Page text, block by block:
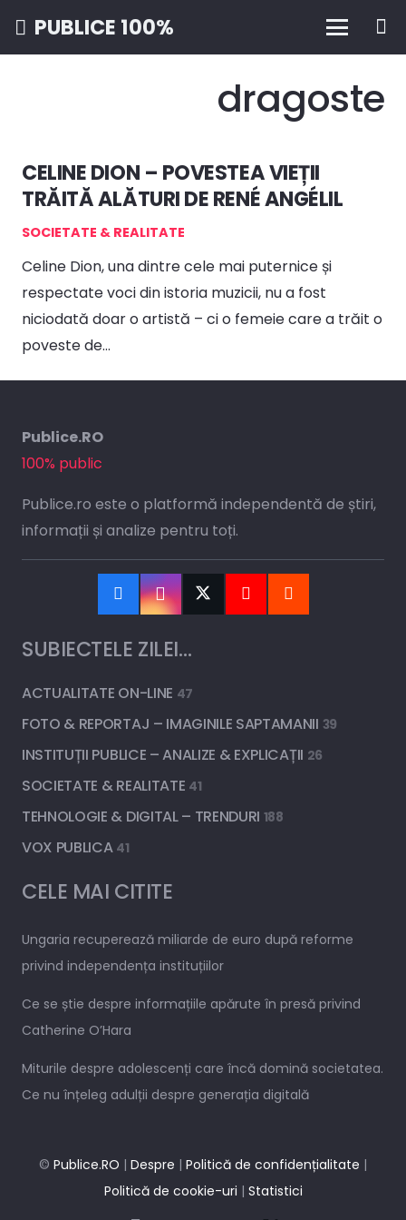
PUBLICE 100%
dragoste
CELINE DION – POVESTEA VIEȚII
TRĂITĂ ALĂTURI DE RENÉ ANGÉLIL
SOCIETATE & REALITATE
Celine Dion, una dintre cele mai puternice și
respectate voci din istoria muzicii, nu a fost
niciodată doar o artistă – ci o femeie care a trăit o
poveste de…
Publice.RO
100% public
Publice.ro este o platformă independentă de știri,
informații și analize pentru toți.
SUBIECTELE ZILEI…
ACTUALITATE ON-LINE 47
FOTO & REPORTAJ – IMAGINILE SAPTAMANII 39
INSTITUȚII PUBLICE – ANALIZE & EXPLICAȚII 26
SOCIETATE & REALITATE 41
TEHNOLOGIE & DIGITAL – TRENDURI 188
VOX PUBLICA 41
CELE MAI CITITE
Ungaria recuperează miliarde de euro după reforme
privind independența instituțiilor
Ce se știe despre informațiile apărute în presă privind
Catherine O’Hara
Miturile despre adolescenți care încă domină societatea.
Ce nu înțeleg adulții despre generația digitală
© Publice.RO | Despre | Politică de confidențialitate |
Politică de cookie-uri | Statistici